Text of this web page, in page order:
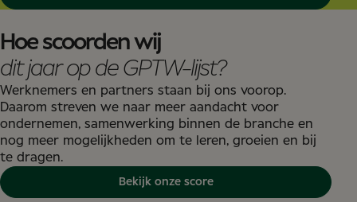
Hoe scoorden wij
dit jaar op de GPTW-lijst?
Werknemers en partners staan bij ons voorop.
Daarom streven we naar meer aandacht voor
ondernemen, samenwerking binnen de branche en
nog meer mogelijkheden om te leren, groeien en bij
te dragen.
Bekijk onze score